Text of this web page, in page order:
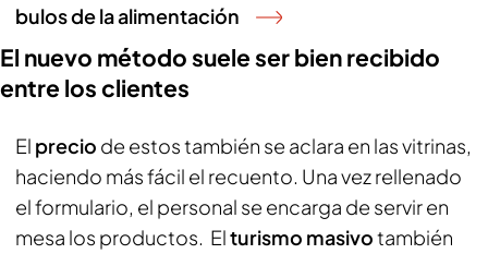
bulos de la alimentación
El nuevo método suele ser bien recibido
entre los clientes
El precio de estos también se aclara en las vitrinas,
haciendo más fácil el recuento. Una vez rellenado
el formulario, el personal se encarga de servir en
mesa los productos. Elturismo masivotambién